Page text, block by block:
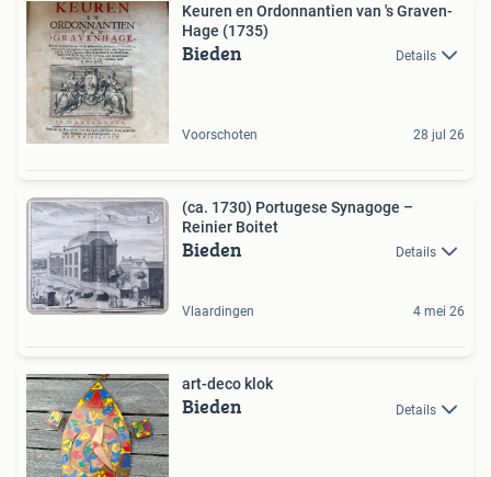
Keuren en Ordonnantien van 's Graven-
Hage (1735)
Bieden Details
Voorschoten 28 jul 26
(ca. 1730) Portugese Synagoge –
Reinier Boitet
Bieden Details
Vlaardingen 4 mei 26
art-deco klok
Bieden Details